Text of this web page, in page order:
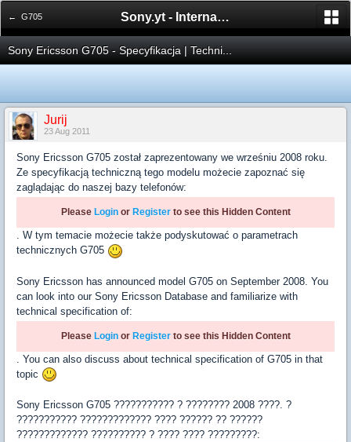
← G705 Sony.yt - International Sony Forum
Sony Ericsson G705 - Specyfikacja | Techni...
Jurij
23 Aug 2011
Sony Ericsson G705 został zaprezentowany we wrześniu 2008 roku.
Ze specyfikacją techniczną tego modelu możecie zapoznać się
zaglądając do naszej bazy telefonów:
Please Loginor Registerto see this Hidden Content
. W tym temacie możecie także podyskutować o parametrach
technicznych G705
Sony Ericsson has announced model G705 on September 2008. You
can look into our Sony Ericsson Database and familiarize with
technical specification of:
Please Loginor Registerto see this Hidden Content
. You can also discuss about technical specification of G705 in that
topic
Sony Ericsson G705 ??????????? ? ???????? 2008 ????. ?
??????????? ????????????? ???? ?????? ?? ??????
????????????? ?????????? ? ???? ???? ?????????: